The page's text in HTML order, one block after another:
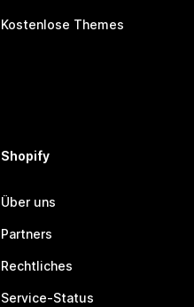
Kostenlose Themes
Shopify
Über uns
Partners
Rechtliches
Service-Status